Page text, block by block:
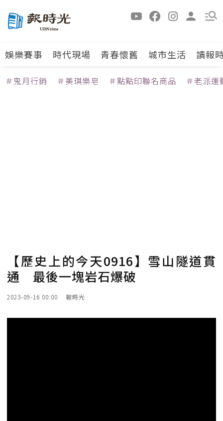
娛樂賽事 時代現場 青春懷舊 城市生活 讀報
＃鬼月行銷 ＃美琪樂皂 ＃點點印聯名商品 ＃老派運
【歷史上的今天0916】雪山隧道貫
通 最後一塊岩石爆破
2023-09-16 00:00 報時光